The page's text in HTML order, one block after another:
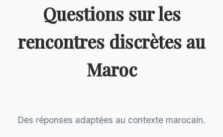
Questions sur les
rencontres discrètes au
Maroc
Des réponses adaptées au contexte marocain.